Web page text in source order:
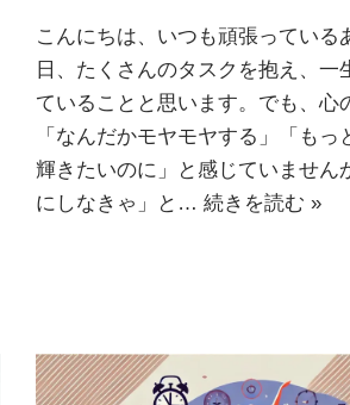
こんにちは、いつも頑張っている
日、たくさんのタスクを抱え、一
ていることと思います。でも、心
「なんだかモヤモヤする」「もっ
輝きたいのに」と感じていません
にしなきゃ」と… 続きを読む »